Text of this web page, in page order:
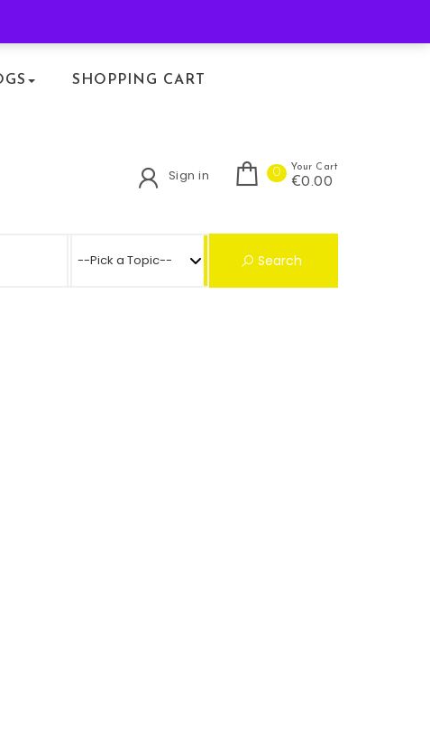
SHOPPING CART
Sign in 0 Your Cart
€0.00
Search